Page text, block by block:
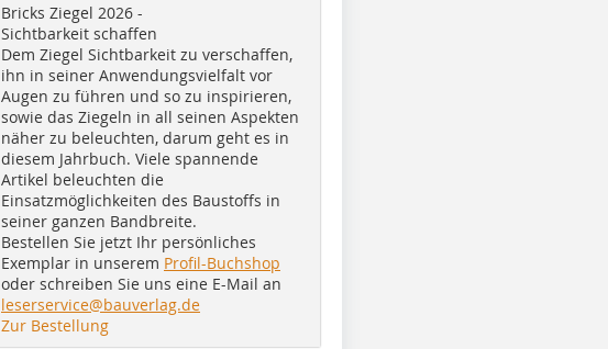
Bricks Ziegel 2026 -
Sichtbarkeit schaffen
Dem Ziegel Sichtbarkeit zu verschaffen,
ihn in seiner Anwendungsvielfalt vor
Augen zu führen und so zu inspirieren,
sowie das Ziegeln in all seinen Aspekten
näher zu beleuchten, darum geht es in
diesem Jahrbuch. Viele spannende
Artikel beleuchten die
Einsatzmöglichkeiten des Baustoffs in
seiner ganzen Bandbreite.
Bestellen Sie jetzt Ihr persönliches
Exemplar in unserem Profil-Buchshop
oder schreiben Sie uns eine E-Mail an
leserservice@bauverlag.de
Zur Bestellung